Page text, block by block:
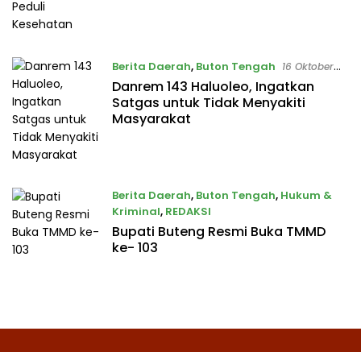
Berita Daerah, Buton Tengah 16 Oktober
2018
Danrem 143 Haluoleo, Ingatkan
Satgas untuk Tidak Menyakiti
Masyarakat
Berita Daerah, Buton Tengah, Hukum &
Kriminal, REDAKSI
16 Oktober 2018
Bupati Buteng Resmi Buka TMMD
ke- 103